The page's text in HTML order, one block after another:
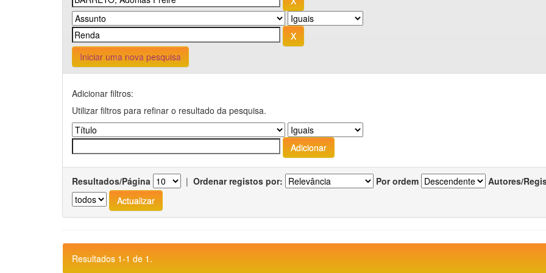
Iniciar uma nova pesquisa
Adicionar filtros:
Utilizar filtros para refinar o resultado da pesquisa.
Resultados/Página | Ordenar registos por: Por ordem Autores/
Resultados 1-1 de 1.